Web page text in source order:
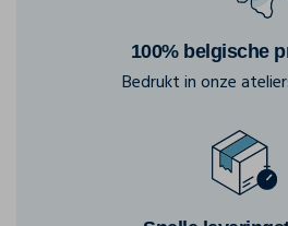
100% belgische
Bedrukt in onze